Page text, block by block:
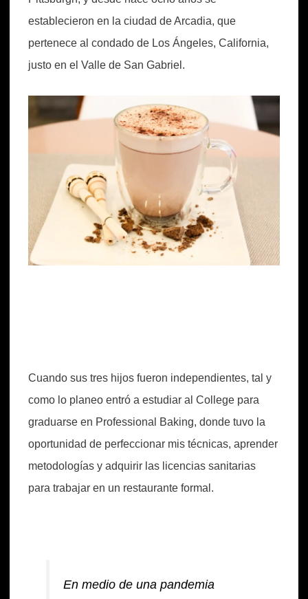
establecieron en la ciudad de Arcadia, que
pertenece al condado de Los Ángeles, California,
justo en el Valle de San Gabriel.
Cuando sus tres hijos fueron independientes, tal y
como lo planeo entró a estudiar al College para
graduarse en Professional Baking, donde tuvo la
oportunidad de perfeccionar mis técnicas, aprender
metodologías y adquirir las licencias sanitarias
para trabajar en un restaurante formal.
En medio de una pandemia